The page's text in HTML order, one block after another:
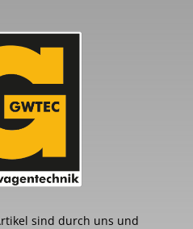
sind durch uns und